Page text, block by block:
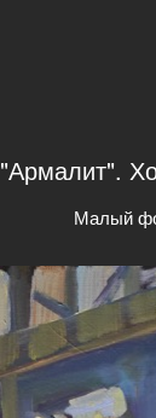
"Армалит".
Малый